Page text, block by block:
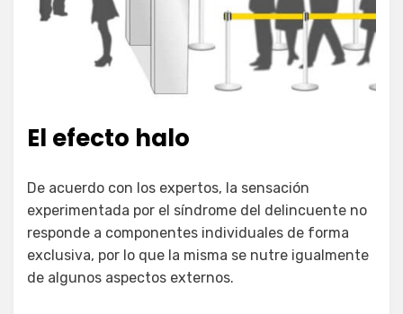
El efecto halo
De acuerdo con los expertos, la sensación
experimentada por el síndrome del delincuente no
responde a componentes individuales de forma
exclusiva, por lo que la misma se nutre igualmente
de algunos aspectos externos.